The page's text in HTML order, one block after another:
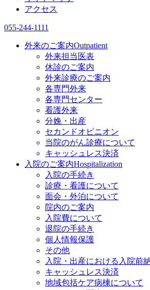
アクセス
055-244-1111
外来のご案内Outpatient
外来担当医表
休診のご案内
外来診療のご案内
各専門外来
各専門センター
看護外来
分娩・出産
セカンドオピニオン
当院のがん診療について
キャッシュレス決済
入院のご案内Hospitalization
入院の手続き
診療・看護について
面会・外泊について
院内のご案内
入院費について
退院の手続き
個人情報保護
その他
入院・出産における入院前
キャッシュレス決済
地域包括ケア病棟について